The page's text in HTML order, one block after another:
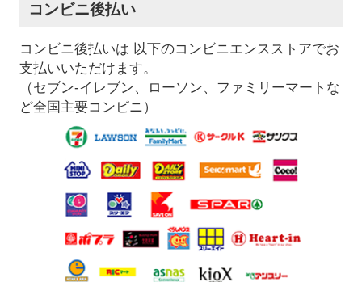
コンビニ後払い
コンビニ後払いは 以下のコンビニエンスストアでお
支払いいただけます。
（セブン-イレブン、ローソン、ファミリーマートな
ど全国主要コンビニ）